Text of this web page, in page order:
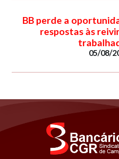
BB perde a
respostas às
05/08/